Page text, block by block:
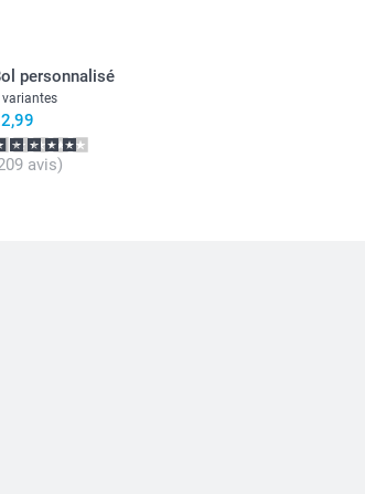
comestibles de différentes couleurs,
nutritionnelles sur les
personnalisé
variantes
avis)